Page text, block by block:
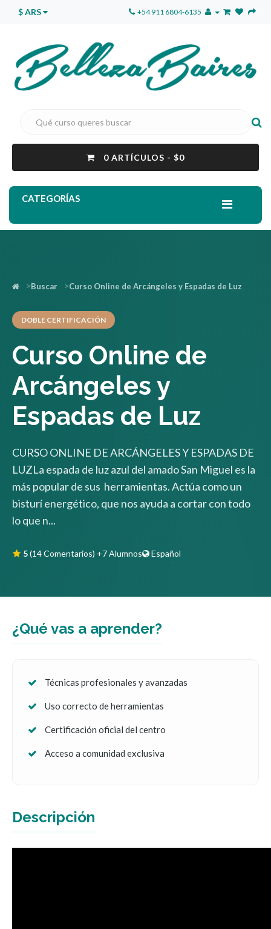
$ ARS +54 911 6804-6135
0 ARTÍCULOS - $0
CATEGORÍAS
Buscar Curso Online de Arcángeles y Espadas de Luz
DOBLE CERTIFICACIÓN
Curso Online de
Arcángeles y
Espadas de Luz
CURSO ONLINE DE ARCÁNGELES Y ESPADAS DE
LUZLa espada de luz azul del amado San Miguel es la
más popular de sus herramientas. Actúa como un
bisturí energético, que nos ayuda a cortar con todo
lo que n...
5(14 Comentarios) +7 Alumnos Español
¿Qué vas a aprender?
Técnicas profesionales y avanzadas
Uso correcto de herramientas
Certificación oficial del centro
Acceso a comunidad exclusiva
Descripción